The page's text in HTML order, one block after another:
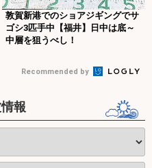
敦賀新港でのショアジギングでサ
ゴシ3匹手中【福井】日中は底～
中層を狙うべし！
Recommended by
報